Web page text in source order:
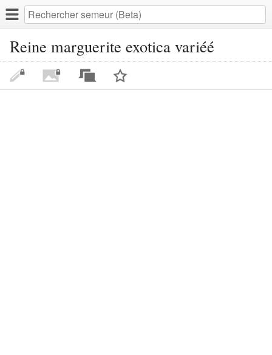
Reine marguerite exotica variéé